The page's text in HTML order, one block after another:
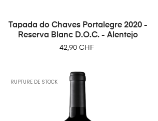
Tapada do Chaves Portalegre 2020 -
Reserva Blanc D.O.C. - Alentejo
Prix
42,90 CHF
RUPTURE DE STOCK